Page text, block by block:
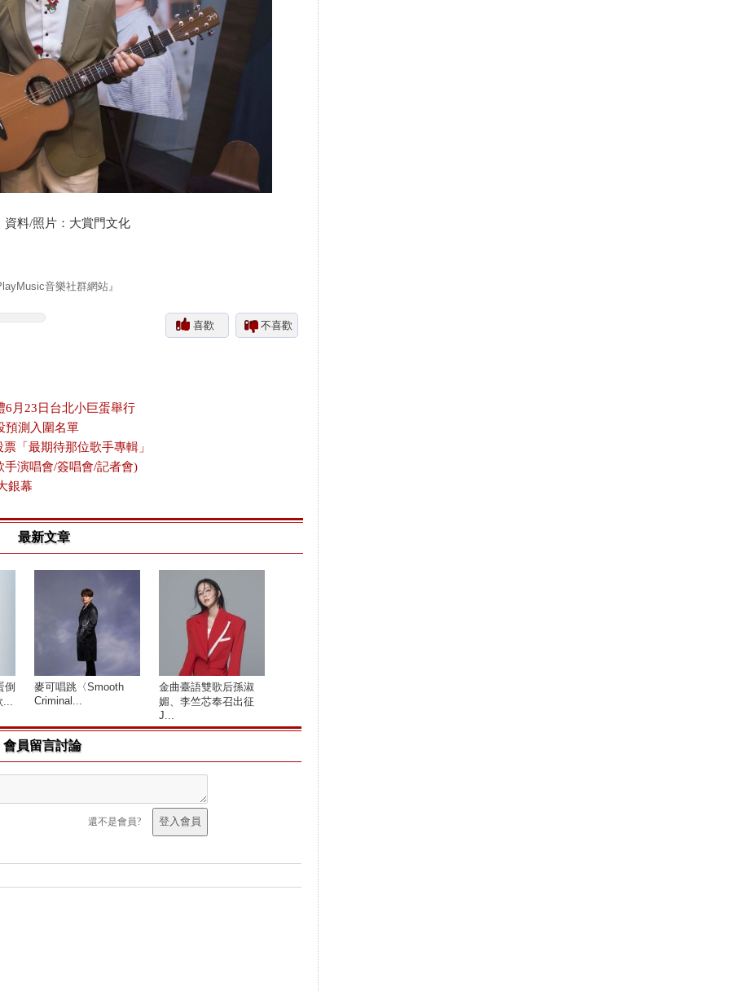
片：大賞門文化
音樂社群網站』
喜歡 不喜歡
6月23日台北小巨蛋舉行
預測入圍名單
「最期待那位歌手專輯」
手演唱會/簽唱會/記者會)
銀幕
最新文章
倒
麥可唱跳〈Smooth
Criminal...
金曲臺語雙歌后孫淑
媚、李竺芯奉召出征
J...
會員留言討論
還不是會員?